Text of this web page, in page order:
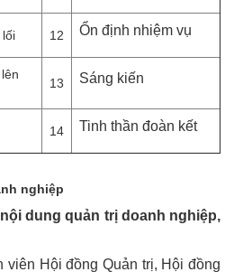
12 Ổn định nhiệm vụ
13 Sáng kiến
14 Tinh thần đoàn kết
nghiệp
dung quản trị doanh nghiệp,
viên Hội đồng Quản trị, Hội đồng